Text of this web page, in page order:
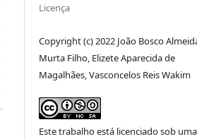
Licença
Copyright (c) 2022 João Bosco
Murta Filho, Elizete Aparecida de
Magalhães, Vasconcelos Reis Wakim
Este trabalho está licenciado sob uma